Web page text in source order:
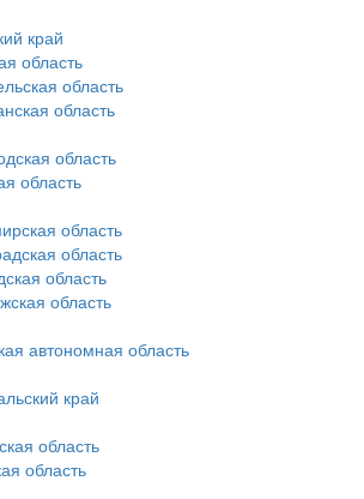
край
область
область
область
область
область
область
область
область
область
автономная область
край
область
область